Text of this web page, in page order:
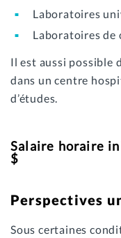
Laboratoires
Laboratoires
Il est aussi possible
dans un centre
d’études.
Salaire horaire
$
Perspectives
Sous certaines